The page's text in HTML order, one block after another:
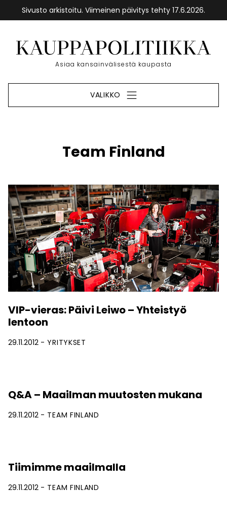
Sivusto arkistoitu. Viimeinen päivitys tehty 17.6.2026.
sisältöön
Etusivu
Asiaa kansainvälisestä kaupasta
VALIKKO
Team Finland
VIP-vieras: Päivi Leiwo – Yhteistyö
lentoon
29.11.2012 YRITYKSET
Q&A – Maailman muutosten mukana
29.11.2012 TEAM FINLAND
Tiimimme maailmalla
29.11.2012 TEAM FINLAND